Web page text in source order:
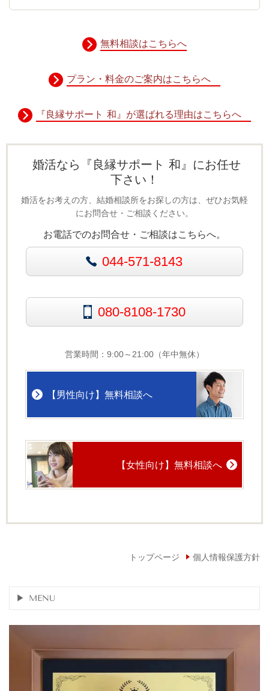
無料相談はこちらへ
プラン・料金のご案内はこちらへ
『良縁サポート 和』が選ばれる理由はこちらへ
婚活なら『良縁サポート 和』にお任せ
下さい！
婚活をお考えの方、結婚相談所をお探しの方は、ぜひお気軽
にお問合せ・ご相談ください。
お電話でのお問合せ・ご相談はこちらへ。
044-571-8143
080-8108-1730
営業時間：9:00～21:00（年中無休）
【男性向け】無料相談へ
【女性向け】無料相談へ
トップページ 個人情報保護方針
MENU